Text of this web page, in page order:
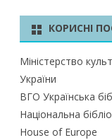
КОРИСНІ
Міністерство
України
ВГО Українська
Національна
House of Europe